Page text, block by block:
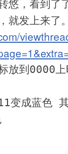
悠，看到了
就发上来了
放到0000
变成蓝色